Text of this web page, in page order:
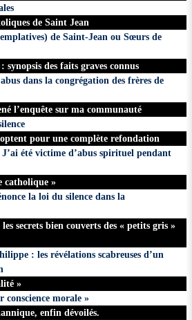
de Saint Jean
de Saint-Jean ou Sœurs de
des faits graves connus
dans la congrégation des frères de
l’enquête sur ma communauté
pour une complète refondation
été victime d’abus spirituel pendant
catholique »
la loi du silence dans la
secrets bien couverts des « petits gris »
: les révélations scabreuses d’un
»
conscience morale »
enfin dévoilés.